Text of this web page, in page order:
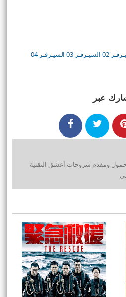
02 السيـرفـر 03 السيـرفـر 04
عبر
ومقدم شروحات أعشق التقنية